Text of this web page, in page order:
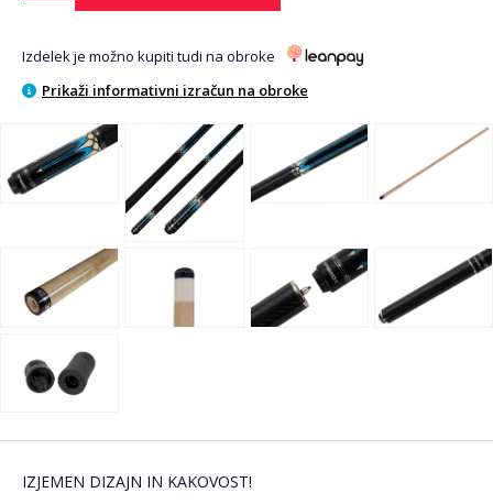
Izdelek je možno kupiti tudi na obroke
Prikaži informativni izračun na obroke
IZJEMEN DIZAJN IN KAKOVOST!